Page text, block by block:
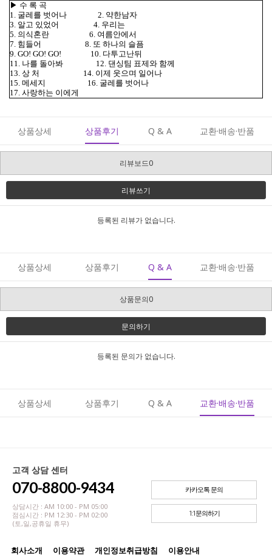
▶ 수 록 곡
1. 굴레를 벗어나 2. 약한남자
3. 알고 있었어 4. 우리는
5. 의식혼란 6. 여름안에서
7. 힘들어 8. 또 하나의 슬픔
9. GO! GO! GO! 10. 다투고난뒤
11. 나를 돌아봐 12. 댄싱팀 표제와 함께
13. 상 처 14. 이제 웃으며 일어나
15. 메세지 16. 굴레를 벗어나
17. 사랑하는 이에게
상품상세 상품후기 Q & A 교환·배송·반품
리뷰보드0
리뷰쓰기
등록된 리뷰가 없습니다.
상품상세 상품후기 Q & A 교환·배송·반품
상품문의0
문의하기
등록된 문의가 없습니다.
상품상세 상품후기 Q & A 교환·배송·반품
고객 상담 센터
070-8800-9434
상담시간 : AM 10:00 - PM 05:00
점심시간 : PM 12:30 - PM 02:00
(토,일,공휴일 휴무)
카카오톡 문의
1:1문의하기
회사소개 이용약관 개인정보취급방침 이용안내